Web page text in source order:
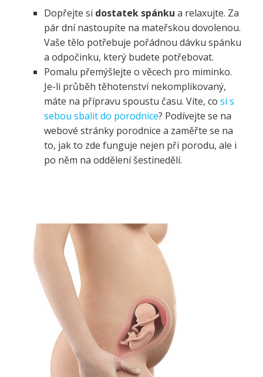
Dopřejte si dostatek spánku a relaxujte. Za
pár dní nastoupíte na mateřskou dovolenou.
Vaše tělo potřebuje pořádnou dávku spánku
a odpočinku, který budete potřebovat.
Pomalu přemýšlejte o věcech pro miminko.
Je-li průběh těhotenství nekomplikovaný,
máte na přípravu spoustu času. Víte, co si s
sebou sbalit do porodnice? Podívejte se na
webové stránky porodnice a zaměřte se na
to, jak to zde funguje nejen při porodu, ale i
po něm na oddělení šestinedělí.